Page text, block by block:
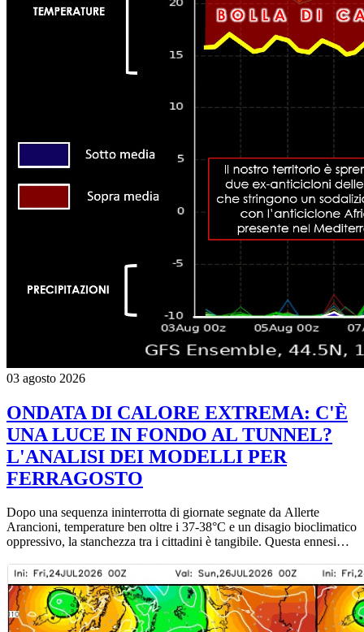
03 agosto 2026
ONDATA DI CALORE EXTREMA: C'È
UNA LUCE IN FONDO AL TUNNEL?
L'ANALISI DEI MODELLI PER
FERRAGOSTO
Dopo una sequenza ininterrotta di giornate segnate da Allerte
Arancioni, temperature ben oltre i 37-38°C e un disagio bioclimatico
oppressivo, la stanchezza tra i cittadini è tangibile. Questa ennesima
ed evidenzia ancora una volta come la nostra regione si trovi nel
cuore di uno dei principali "hot-spot" climatici del Pianeta. La
particolare conformazione della Pianura Padana — chiusa a tenaglia
tra le Alpi e l'Appennino, con ridotto ricambio d'aria e la vicinanza